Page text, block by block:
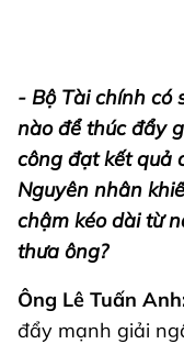
- Bộ Tài chính có
nào để thúc đẩy
công đạt kết quả
Nguyên nhân
chậm kéo dài từ
thưa ông?
Ông Lê Tuấn
đẩy mạnh giải